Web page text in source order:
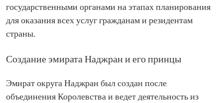
государственными органами на этапах планирования
для оказания всех услуг гражданам и резидентам
страны.
Создание эмирата Наджран и его принцы
Эмират округа Наджран был создан после
объединения Королевства и ведет деятельность из